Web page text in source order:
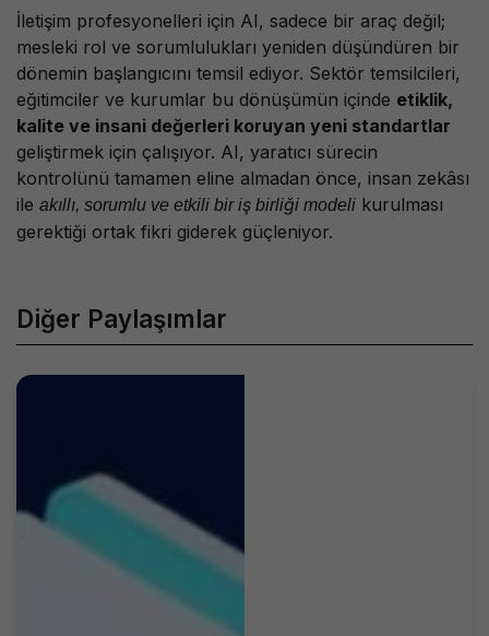
İletişim profesyonelleri için AI, sadece bir araç değil;
mesleki rol ve sorumlulukları yeniden düşündüren bir
dönemin başlangıcını temsil ediyor. Sektör temsilcileri,
eğitimciler ve kurumlar bu dönüşümün içinde etiklik,
kalite ve insani değerleri koruyan yeni standartlar
geliştirmek için çalışıyor. AI, yaratıcı sürecin
kontrolünü tamamen eline almadan önce, insan zekâsı
ile akıllı, sorumlu ve etkili bir iş birliği modeli kurulması
gerektiği ortak fikri giderek güçleniyor.
Diğer Paylaşımlar